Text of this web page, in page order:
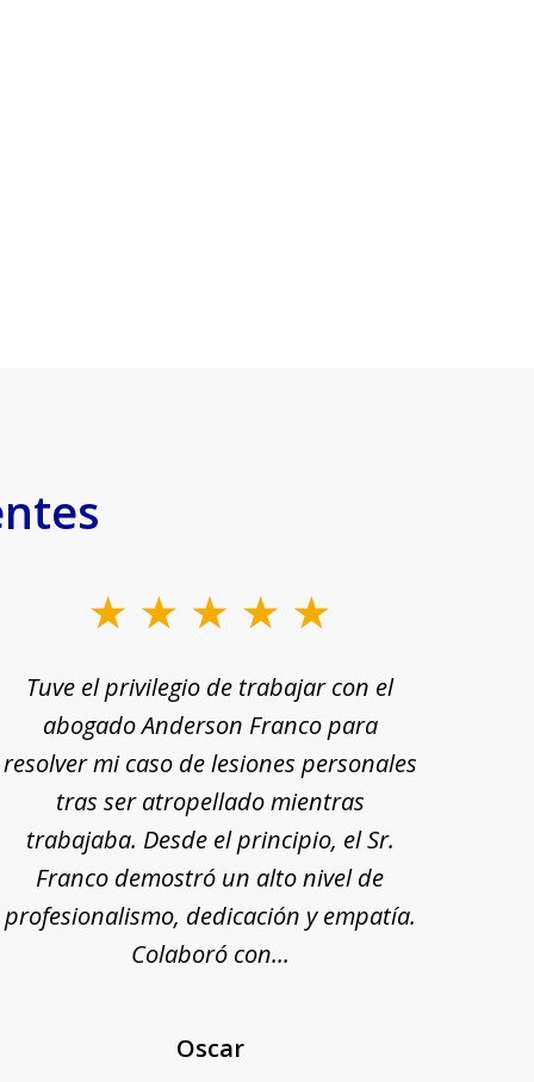
Tuve el privilegio de trabajar con el
abogado Anderson Franco para
resolver mi caso de lesiones personales
tras ser atropellado mientras
trabajaba. Desde el principio, el Sr.
Franco demostró un alto nivel de
profesionalismo, dedicación y empatía.
Colaboró con...
Oscar